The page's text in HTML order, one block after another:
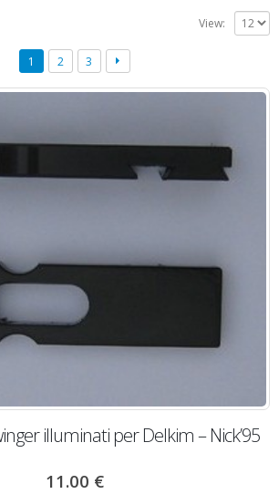
View:
1 2 3
illuminati per Delkim – Nick’95
11.00 €